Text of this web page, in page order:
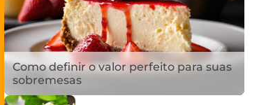
Como definir o valor perfeito para suas
sobremesas